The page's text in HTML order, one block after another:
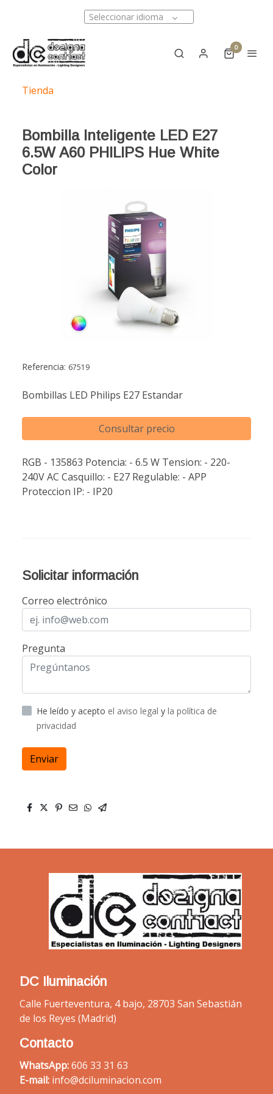
Seleccionar idioma
0
Tienda
Bombilla Inteligente LED E27
6.5W A60 PHILIPS Hue White
Color
Referencia: 67519
Bombillas LED Philips E27 Estandar
Consultar precio
RGB - 135863 Potencia: - 6.5 W Tension: - 220-
240V AC Casquillo: - E27 Regulable: - APP
Proteccion IP: - IP20
Solicitar información
Correo electrónico
Pregunta
He leído y acepto el aviso legal y la política de
privacidad
Enviar
DC Iluminación
Calle Fuerteventura, 4 bajo, 28703 San Sebastián
de los Reyes (Madrid)
Contacto
WhatsApp:606 33 31 63
E-mail: info@dciluminacion.com